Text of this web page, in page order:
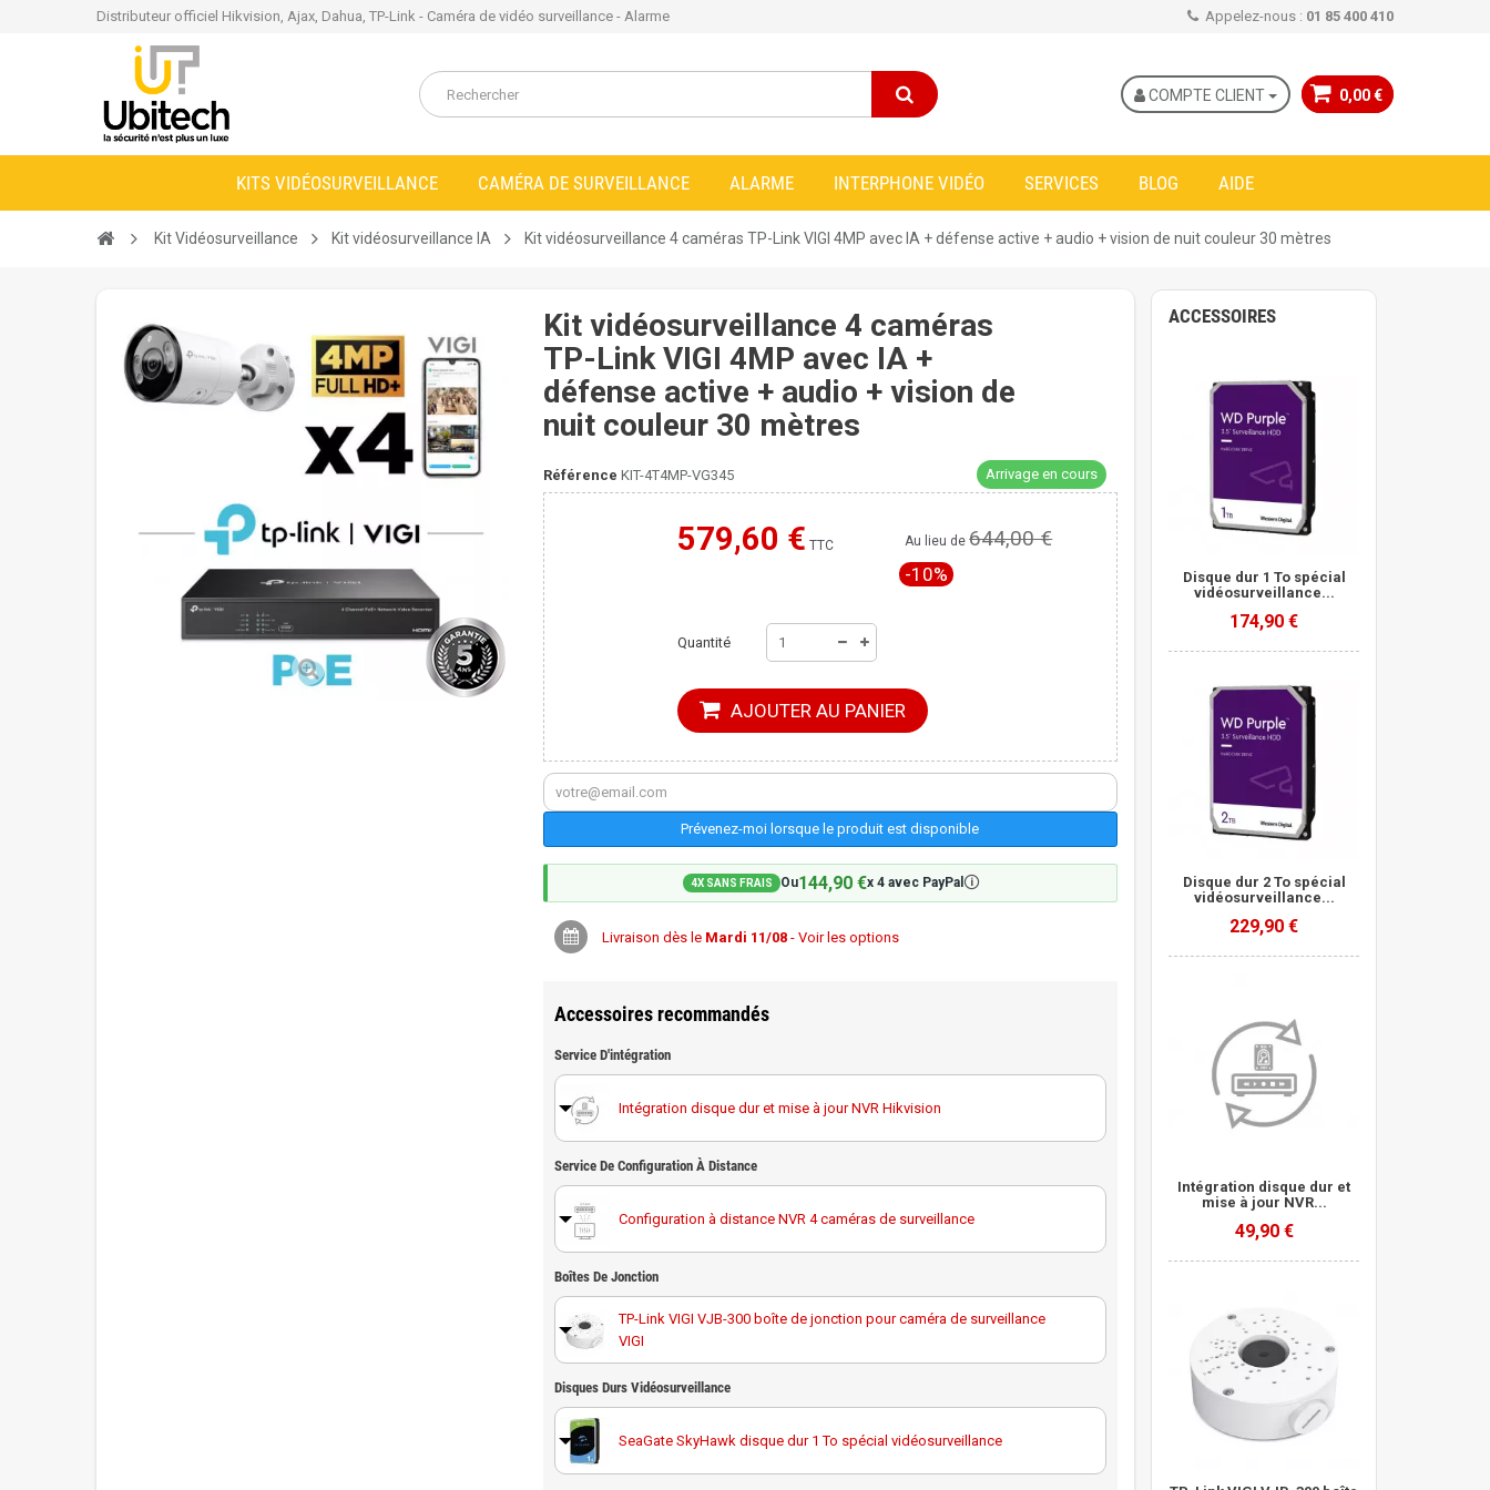
Distributeur officiel Hikvision, Ajax, Dahua, TP-Link - Caméra de vidéo surveillance - Alarme Appelez-nous : 01 85 400 410
0,00 €
COMPTE CLIENT
KITS VIDÉOSURVEILLANCE CAMÉRA DE SURVEILLANCE ALARME INTERPHONE VIDÉO SERVICES BLOG AIDE
Kit Vidéosurveillance Kit vidéosurveillance IA Kit vidéosurveillance 4 caméras TP-Link VIGI 4MP avec IA + défense active + audio + vision de nuit couleur 30 mètres
Kit vidéosurveillance 4 caméras
TP-Link VIGI 4MP avec IA +
défense active + audio + vision de
nuit couleur 30 mètres
Référence KIT-4T4MP-VG345 Arrivage en cours
579,60 € TTC
Moins cher ailleurs ? Au lieu de644,00 €
-10%
Quantité
AJOUTER AU PANIER
Prévenez-moi lorsque le produit est disponible
4X SANS FRAIS Ou144,90 €x 4 avec PayPal🛈
Livraison dès le Mardi 11/08- Voir les options
Accessoires recommandés
Service D'intégration
Intégration disque dur et mise à jour NVR Hikvision
Service De Configuration À Distance
Configuration à distance NVR 4 caméras de surveillance
Boîtes De Jonction
TP-Link VIGI VJB-300 boîte de jonction pour caméra de surveillance
VIGI
Disques Durs Vidéosurveillance
SeaGate SkyHawk disque dur 1 To spécial vidéosurveillance
ACCESSOIRES
Disque dur 1 To spécial
vidéosurveillance...
174,90 €
Disque dur 2 To spécial
vidéosurveillance...
229,90 €
Intégration disque dur et
mise à jour NVR...
49,90 €